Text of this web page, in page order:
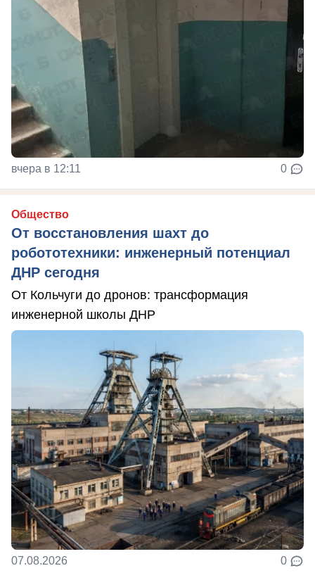
вчера в 12:11 0
Общество
От восстановления шахт до
робототехники: инженерный потенциал
ДНР сегодня
От Кольчуги до дронов: трансформация
инженерной школы ДНР
07.08.2026 0